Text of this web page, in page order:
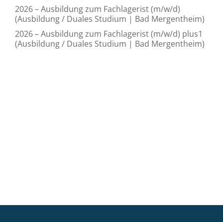
2026 – Ausbildung zum Fachlagerist (m/w/d)
(Ausbildung / Duales Studium | Bad Mergentheim)
2026 – Ausbildung zum Fachlagerist (m/w/d) plus1
(Ausbildung / Duales Studium | Bad Mergentheim)